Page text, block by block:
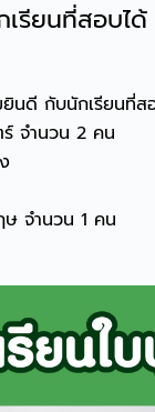
ยนที่สอบได้
นดี กับนักเรียนที่
จำนวน 2 คน
ษ จำนวน 1 คน